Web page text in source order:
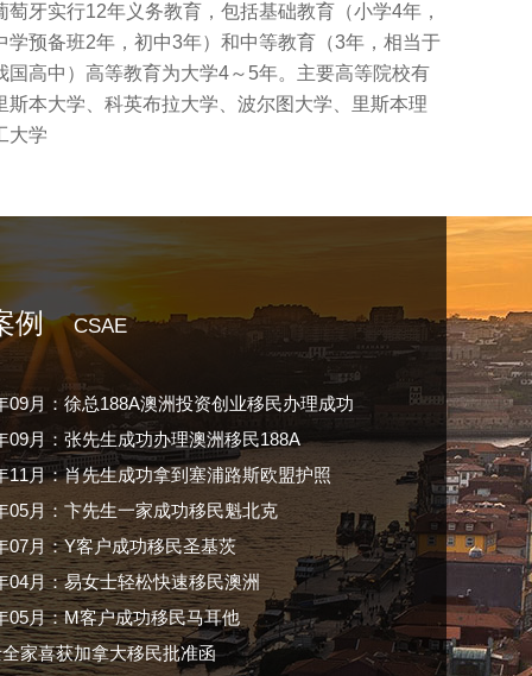
萄牙实行12年义务教育，包括基础教育（小学4年，
学预备班2年，初中3年）和中等教育（3年，相当于
国高中）高等教育为大学4～5年。主要高等院校有
斯本大学、科英布拉大学、波尔图大学、里斯本理
大学
例 CSAE
加拿大魁北克投资移民面试成功！
01月：谢小姐为谋发展移民加拿大
09月：王先生范先生，获得bc省提名
07月：W先生成功拿到预签信！
01月：C客户获得留学Offer
12月：C女士女儿顺利拿到加拿大留学签证
11月：林先生一家三口顺利获得美国绿卡
09月：徐总188A澳洲投资创业移民办理成功
09月：张先生成功办理澳洲移民188A
11月：肖先生成功拿到塞浦路斯欧盟护照
05月：卞先生一家成功移民魁北克
07月：Y客户成功移民圣基茨
04月：易女士轻松快速移民澳洲
05月：M客户成功移民马耳他
家喜获加拿大移民批准函
居，Y女士全家轻松获得
士圣基茨护照成功获批！